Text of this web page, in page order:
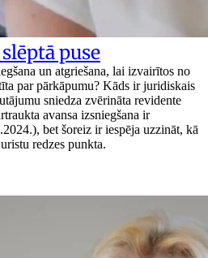
puse
un atgriešana, lai izvairītos no
par pārkāpumu? Kāds ir juridiskais
sniedza zvērināta revidente
avansa izsniegšana ir
bet šoreiz ir iespēja uzzināt, kā
redzes punkta.